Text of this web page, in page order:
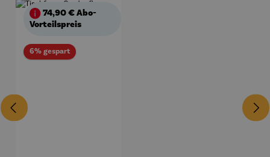
6% gespartRabatt
74,90 €Abo-
Vorteilspreis